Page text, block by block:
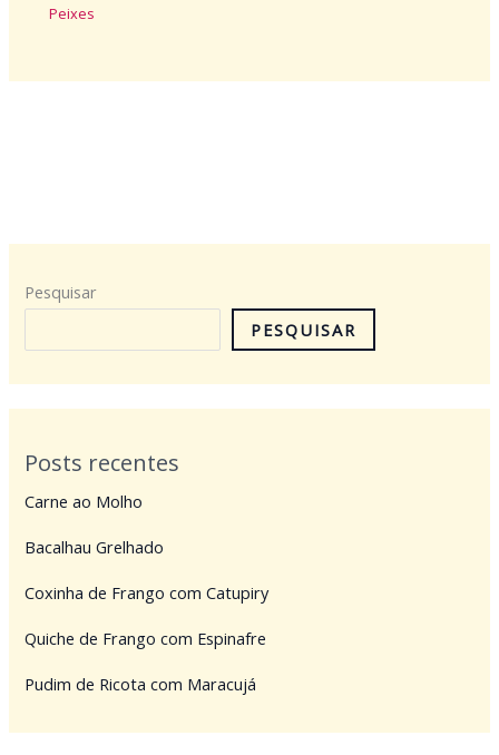
Peixes
Pesquisar
PESQUISAR
Posts recentes
Carne ao Molho
Bacalhau Grelhado
Coxinha de Frango com Catupiry
Quiche de Frango com Espinafre
Pudim de Ricota com Maracujá